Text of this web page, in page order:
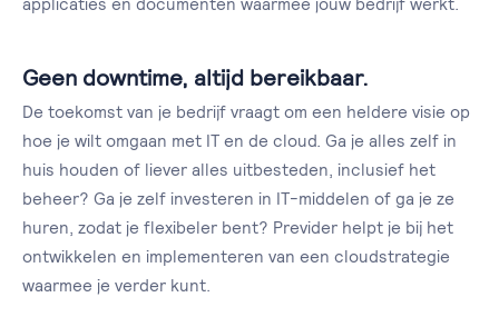
Geen downtime, altijd bereikbaar.
De toekomst van je bedrijf vraagt om een heldere visie op
hoe je wilt omgaan met IT en de cloud. Ga je alles zelf in
huis houden of liever alles uitbesteden, inclusief het
beheer? Ga je zelf investeren in IT-middelen of ga je ze
huren, zodat je flexibeler bent? Previder helpt je bij het
ontwikkelen en implementeren van een cloudstrategie
waarmee je verder kunt.